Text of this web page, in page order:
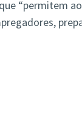
“permitem